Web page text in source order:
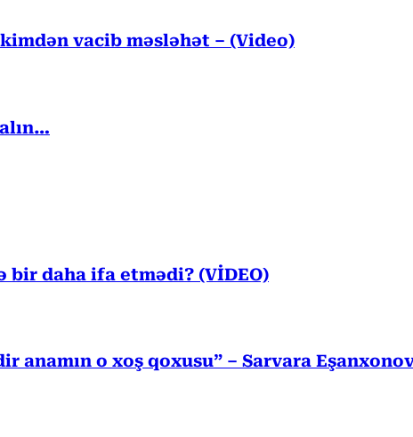
vacib məsləhət – (Video)
bir daha ifa etmədi? (VİDEO)
anamın o xoş qoxusu” – Sarvara